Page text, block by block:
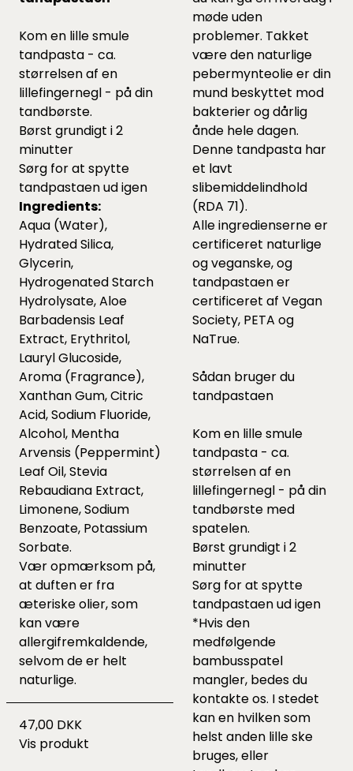
Kom en lille smule
tandpasta - ca.
størrelsen af en
lillefingernegl - på din
tandbørste.
Børst grundigt i 2
minutter
Sørg for at spytte
tandpastaen ud igen
Ingredients:
Aqua (Water),
Hydrated Silica,
Glycerin,
Hydrogenated Starch
Hydrolysate, Aloe
Barbadensis Leaf
Extract, Erythritol,
Lauryl Glucoside,
Aroma (Fragrance),
Xanthan Gum, Citric
Acid, Sodium Fluoride,
Alcohol, Mentha
Arvensis (Peppermint)
Leaf Oil, Stevia
Rebaudiana Extract,
Limonene, Sodium
Benzoate, Potassium
Sorbate.
Vær opmærksom på,
at duften er fra
æteriske olier, som
kan være
allergifremkaldende,
selvom de er helt
naturlige.
47,00 DKK
Vis produkt
møde uden
problemer. Takket
være den naturlige
pebermynteolie er din
mund beskyttet mod
bakterier og dårlig
ånde hele dagen.
Denne tandpasta har
et lavt
slibemiddelindhold
(RDA 71).
Alle ingredienserne er
certificeret naturlige
og veganske, og
tandpastaen er
certificeret af Vegan
Society, PETA og
NaTrue.
Sådan bruger du
tandpastaen
Kom en lille smule
tandpasta - ca.
størrelsen af en
lillefingernegl - på din
tandbørste med
spatelen.
Børst grundigt i 2
minutter
Sørg for at spytte
tandpastaen ud igen
*Hvis den
medfølgende
bambusspatel
mangler, bedes du
kontakte os. I stedet
kan en hvilken som
helst anden lille ske
bruges, eller